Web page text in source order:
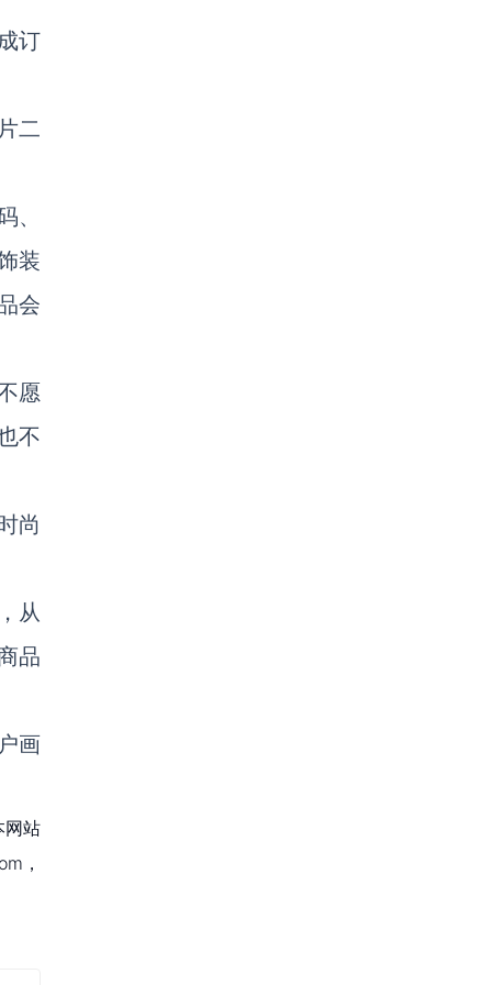
订
二
、
装
会
愿
不
尚
从
品
画
网站
，